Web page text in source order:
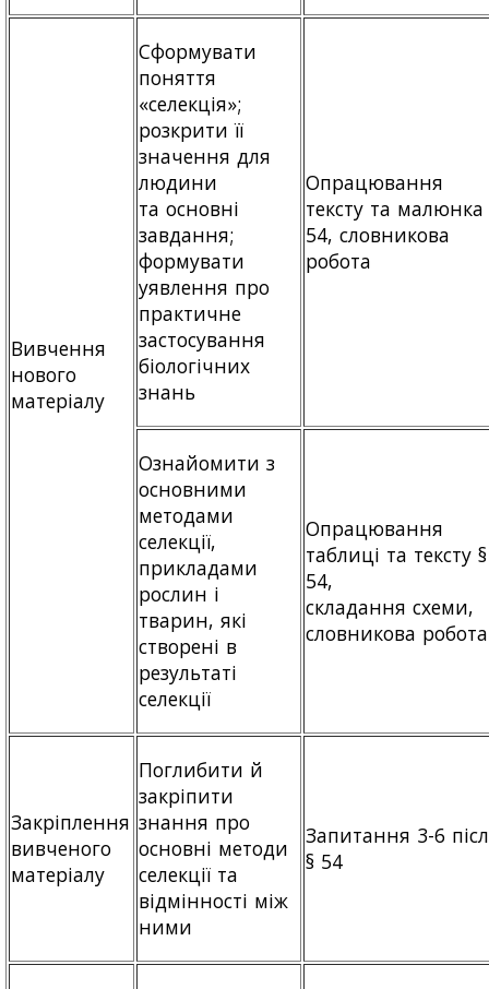
Вивчення
нового
матеріалу
Сформувати
поняття
«селекція»;
розкрити її
значення для
людини
та основні
завдання;
формувати
уявлення про
практичне
застосування
біологічних
знань
Опрацювання
тексту та малюнка
54, словникова
робота
Ознайомити з
основними
методами
селекції,
прикладами
рослин і
тварин, які
створені в
результаті
селекції
Опрацювання
таблиці та тексту §
54,
складання схеми,
словникова робота
Закріплення
вивченого
матеріалу
Поглибити й
закріпити
знання про
основні методи
селекції та
відмінності між
ними
Запитання 3-6
§ 54